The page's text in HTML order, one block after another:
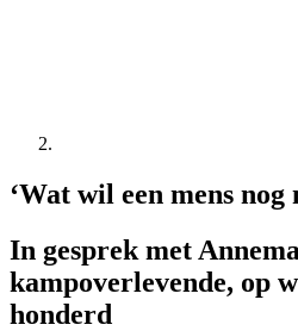
‘Wat wil een mens nog
In gesprek met
kampoverlevende, op
honderd